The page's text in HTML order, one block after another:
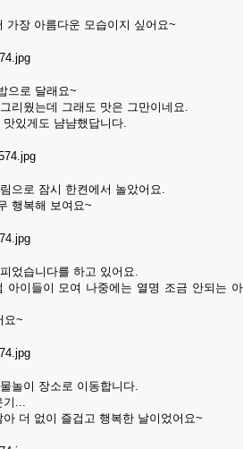
가장 아름다운 모습이지 싶어요~
으로 달래요~
리웠는데 그래도 맛은 그만이네요.
있게도 냠냠했답니다.
으로 잠시 한켠에서 놀았어요.
행복해 보여요~
었습니다를 하고 있어요.
아이들이 모여 나중에는 열명 조금 안되는 아
요~
놀이 장소로 이동합니다.
기...
더 없이 즐겁고 행복한 날이었어요~